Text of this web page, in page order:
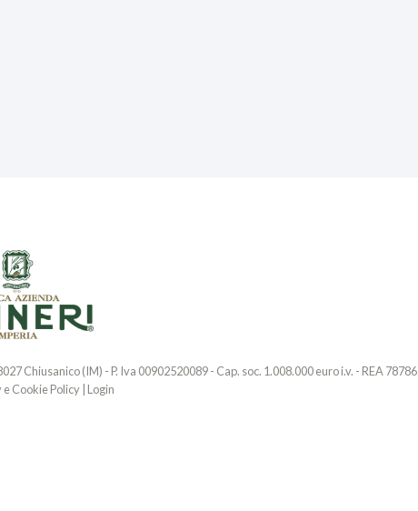
Chiusanico (IM) - P. Iva 00902520089 - Cap. soc. 1.008.000 euro i.v. - REA 78786
e Cookie Policy| Login